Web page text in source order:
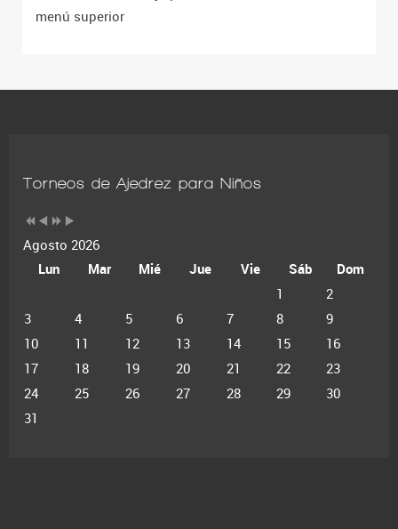
menú superior
Torneos de Ajedrez para Niños
Agosto 2026
Lun
Mar Mié Jue Vie Sáb
Dom
1
2
3
4 5 6 7 8
9
10
11 12 13 14 15
16
17
18 19 20 21 22
23
24
25 26 27 28 29
30
31